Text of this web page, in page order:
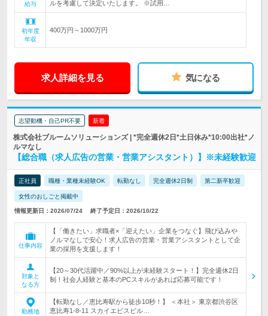
給与
ルを考慮して決定いたします。 ※試用…
初年度
年収
400万円～1000万円
求人詳細を見る 気になる
志望動機・自己PR不要 新着
株式会社ブルームソリューションズ | *完全週休2日*土日休み*10:00出社*ノ
ルマなし
【総合職（求人広告の営業・営業アシスタント）】※未経験歓迎
正社員 職種・業種未経験OK 転勤なし 完全週休2日制 第二新卒歓迎
女性のおしごと掲載中
情報更新日：2026/07/24 終了予定日：2026/10/22
仕事内容
【「働きたい」求職者×「迎えたい」企業をつなぐ】飛び込みや
ノルマなしで安心！求人広告の営業・営業アシスタントとして企
業の採用を支援します！
対象と
なる方
【20～30代活躍中／90%以上が未経験スタート！】完全週休2日
制！社会人経験と基本のPCスキルがあれば応募可能です！
勤務地
【転勤なし／恵比寿駅から徒歩10秒！】 ＜本社＞ 東京都渋谷区
恵比寿1-8-11 スカイエビスビル…